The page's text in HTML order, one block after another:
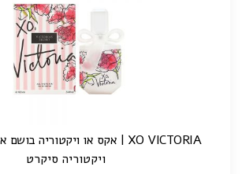
XO VICTORIA | אקס או ויקטוריה בושם א.ד.פ | 100 מ”ל
ויקטוריה סיקרט